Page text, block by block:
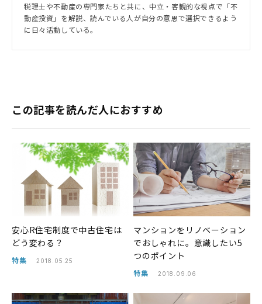
税理士や不動産の専門家たちと共に、中立・客観的な視点で「不
動産投資」を解説、読んでいる人が自分の意思で選択できるよう
に日々活動している。
この記事を読んだ人におすすめ
安心R住宅制度で中古住宅は
どう変わる？
特集 2018.05.25
マンションをリノベーション
でおしゃれに。意識したい5
つのポイント
特集 2018.09.06